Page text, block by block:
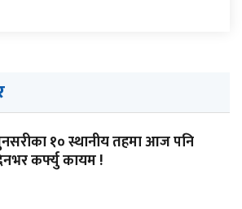
१० स्थानीय तहमा आज पनि
कर्फ्यु कायम !